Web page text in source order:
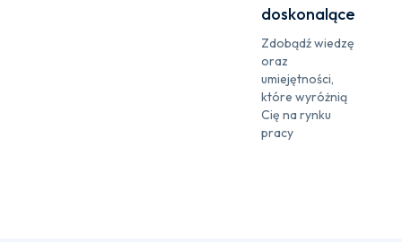
doskonalące
Zdobądź wiedzę
oraz
umiejętności,
które wyróżnią
Cię na rynku
pracy